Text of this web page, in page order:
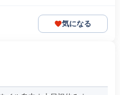
気になる